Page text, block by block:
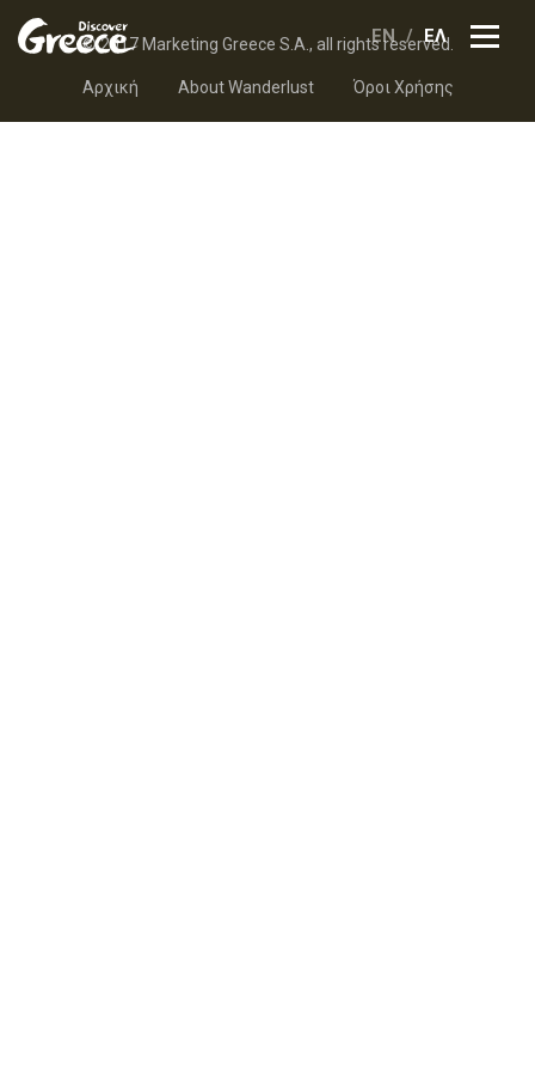
EN ΕΛ
© 2017 Marketing Greece S.A., all rights reserved.
Αρχική About Wanderlust Όροι Χρήσης